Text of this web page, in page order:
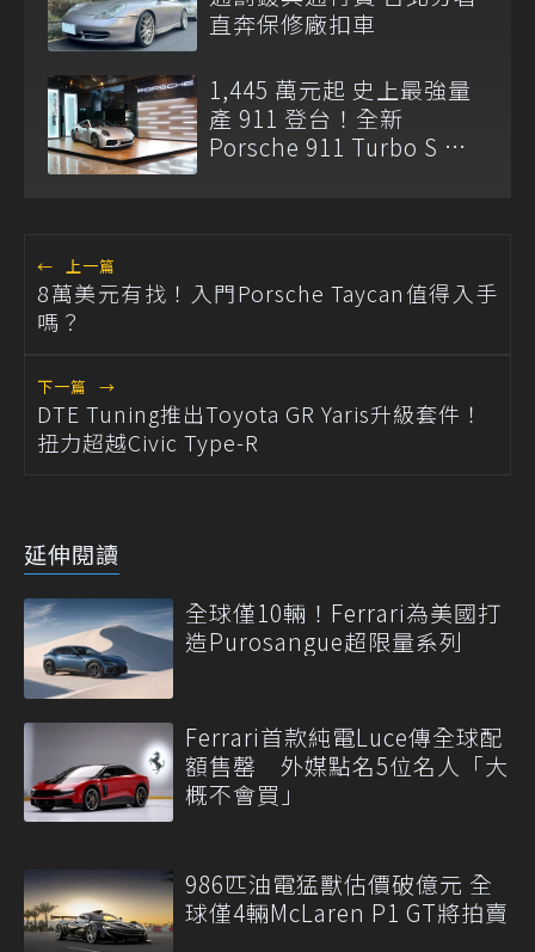
直奔保修廠扣車
1,445 萬元起 史上最強量
產 911 登台！全新
Porsche 911 Turbo S 正
← 上一篇
8萬美元有找！入門Porsche Taycan值得入手
嗎？
下一篇 →
DTE Tuning推出Toyota GR Yaris升級套件！
扭力超越Civic Type-R
延伸閱讀
全球僅10輛！Ferrari為美國打
造Purosangue超限量系列
Ferrari首款純電Luce傳全球配
額售罄 外媒點名5位名人「大
概不會買」
986匹油電猛獸估價破億元 全
球僅4輛McLaren P1 GT將拍賣